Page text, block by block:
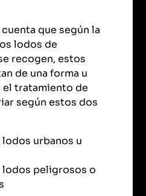
que según la
lodos de
recogen, estos
de una forma u
el tratamiento de
según estos dos
urbanos u
lodos peligrosos o